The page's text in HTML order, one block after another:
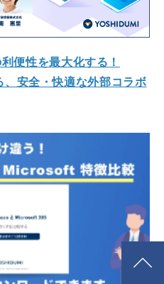
便性を最大化する！
安全・快適な外部コラボ